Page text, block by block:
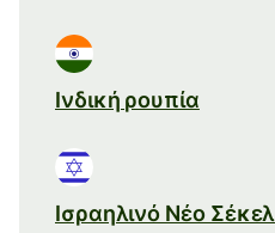
Ινδική ρουπία
Ισραηλινό Νέο Σέκελ